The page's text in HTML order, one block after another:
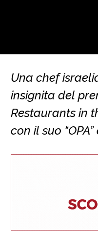
Una chef
insignita del
Restaurants in
con il suo “OPA”